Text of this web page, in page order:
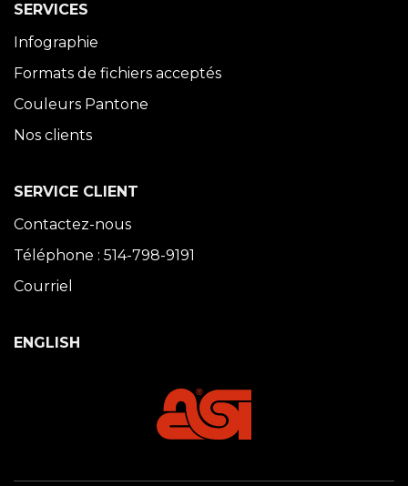
SERVICES
Infographie
Formats de fichiers acceptés
Couleurs Pantone
Nos clients
SERVICE CLIENT
Contactez-nous
Téléphone : 514-798-9191
Courriel
ENGLISH